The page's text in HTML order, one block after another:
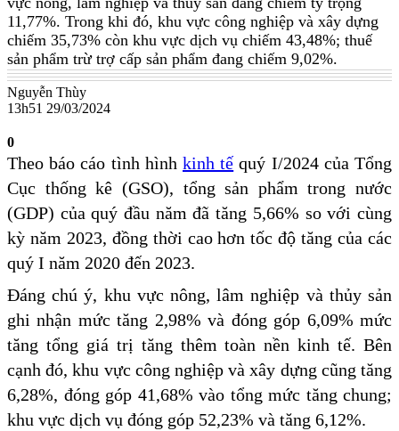
11,77%. Trong khi đó, khu vực công nghiệp và xây dựng
chiếm 35,73% còn khu vực dịch vụ chiếm 43,48%; thuế
sản phẩm trừ trợ cấp sản phẩm đang chiếm 9,02%.
Nguyễn Thùy
13h51 29/03/2024
0
Theo báo cáo tình hình kinh tếquý I/2024 của Tổng
Cục thống kê (GSO), tổng sản phẩm trong nước
(GDP) của quý đầu năm đã tăng 5,66% so với cùng
kỳ năm 2023, đồng thời cao hơn tốc độ tăng của các
quý I năm 2020 đến 2023.
Đáng chú ý, khu vực nông, lâm nghiệp và thủy sản
ghi nhận mức tăng 2,98% và đóng góp 6,09% mức
tăng tổng giá trị tăng thêm toàn nền kinh tế. Bên
cạnh đó, khu vực công nghiệp và xây dựng cũng tăng
6,28%, đóng góp 41,68% vào tổng mức tăng chung;
khu vực dịch vụ đóng góp 52,23% và tăng 6,12%.